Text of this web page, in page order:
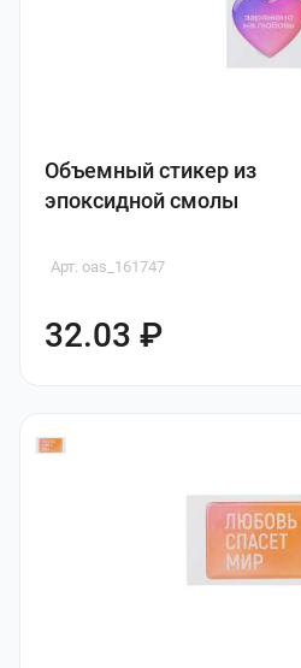
Объемный стикер из
эпоксидной смолы
Арт. oas_161747
32.03 ₽